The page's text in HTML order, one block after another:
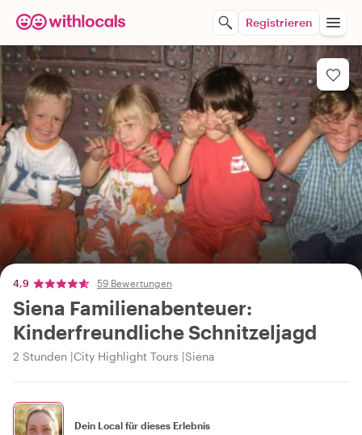
Registrieren
4,9 59 Bewertungen
Siena Familienabenteuer:
Kinderfreundliche Schnitzeljagd
2 Stunden City Highlight Tours Siena
Dein Local für dieses Erlebnis